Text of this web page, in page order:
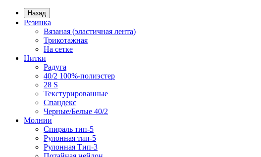
Назад
Резинка
Вязаная (эластичная лента)
Трикотажная
На сетке
Нитки
Радуга
40/2 100%-полиэстер
28 S
Текстурированные
Спандекс
Черные/Белые 40/2
Молнии
Спираль тип-5
Рулонная тип-5
Рулонная Тип-3